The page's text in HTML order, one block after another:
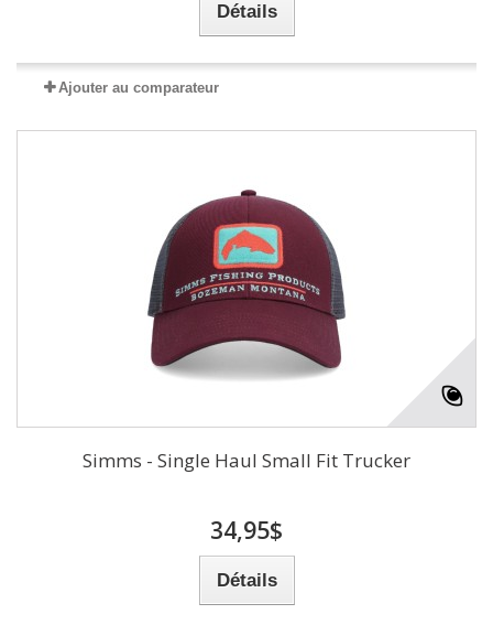
Détails
Ajouter au comparateur
Simms - Single Haul Small Fit Trucker
34,95$
Détails